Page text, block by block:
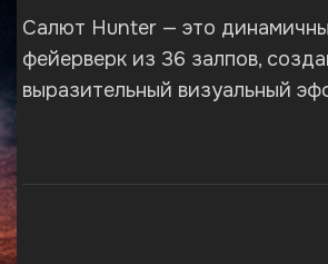
Салют Hunter — это
фейерверк из 36 залпов,
выразительный визуальный